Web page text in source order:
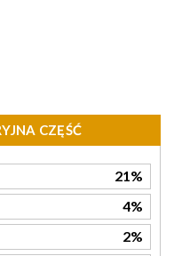
CZĘŚĆ
21%
4%
2%